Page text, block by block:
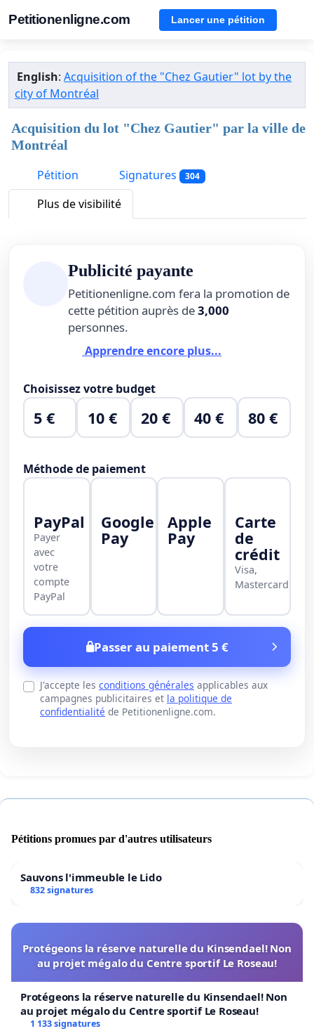
Petitionenligne.com Lancer une pétition
English:Acquisition of the "Chez Gautier" lot by the
city of Montréal
Acquisition du lot "Chez Gautier" par la ville de
Montréal
Pétition
Signatures 304
Plus de visibilité
Publicité payante
Petitionenligne.com fera la promotion de
cette pétition auprès de3,000
personnes.
Apprendre encore plus...
Choisissez votre budget
5 € 10 € 20 € 40 € 80 €
Méthode de paiement
PayPal
Payer
avec
votre
compte
PayPal
Google
Pay
Apple
Pay
Carte
de
crédit
Visa,
Mastercard
Passer au paiement 5 €
J'accepte les conditions générales applicables aux
campagnes publicitaires et la politique de
confidentialité de Petitionenligne.com.
Pétitions promues par d'autres utilisateurs
Sauvons l'immeuble le Lido
832 signatures
Protégeons la réserve naturelle du Kinsendael! Non
au projet mégalo du Centre sportif Le Roseau!
Protégeons la réserve naturelle du Kinsendael! Non
au projet mégalo du Centre sportif Le Roseau!
1 133 signatures